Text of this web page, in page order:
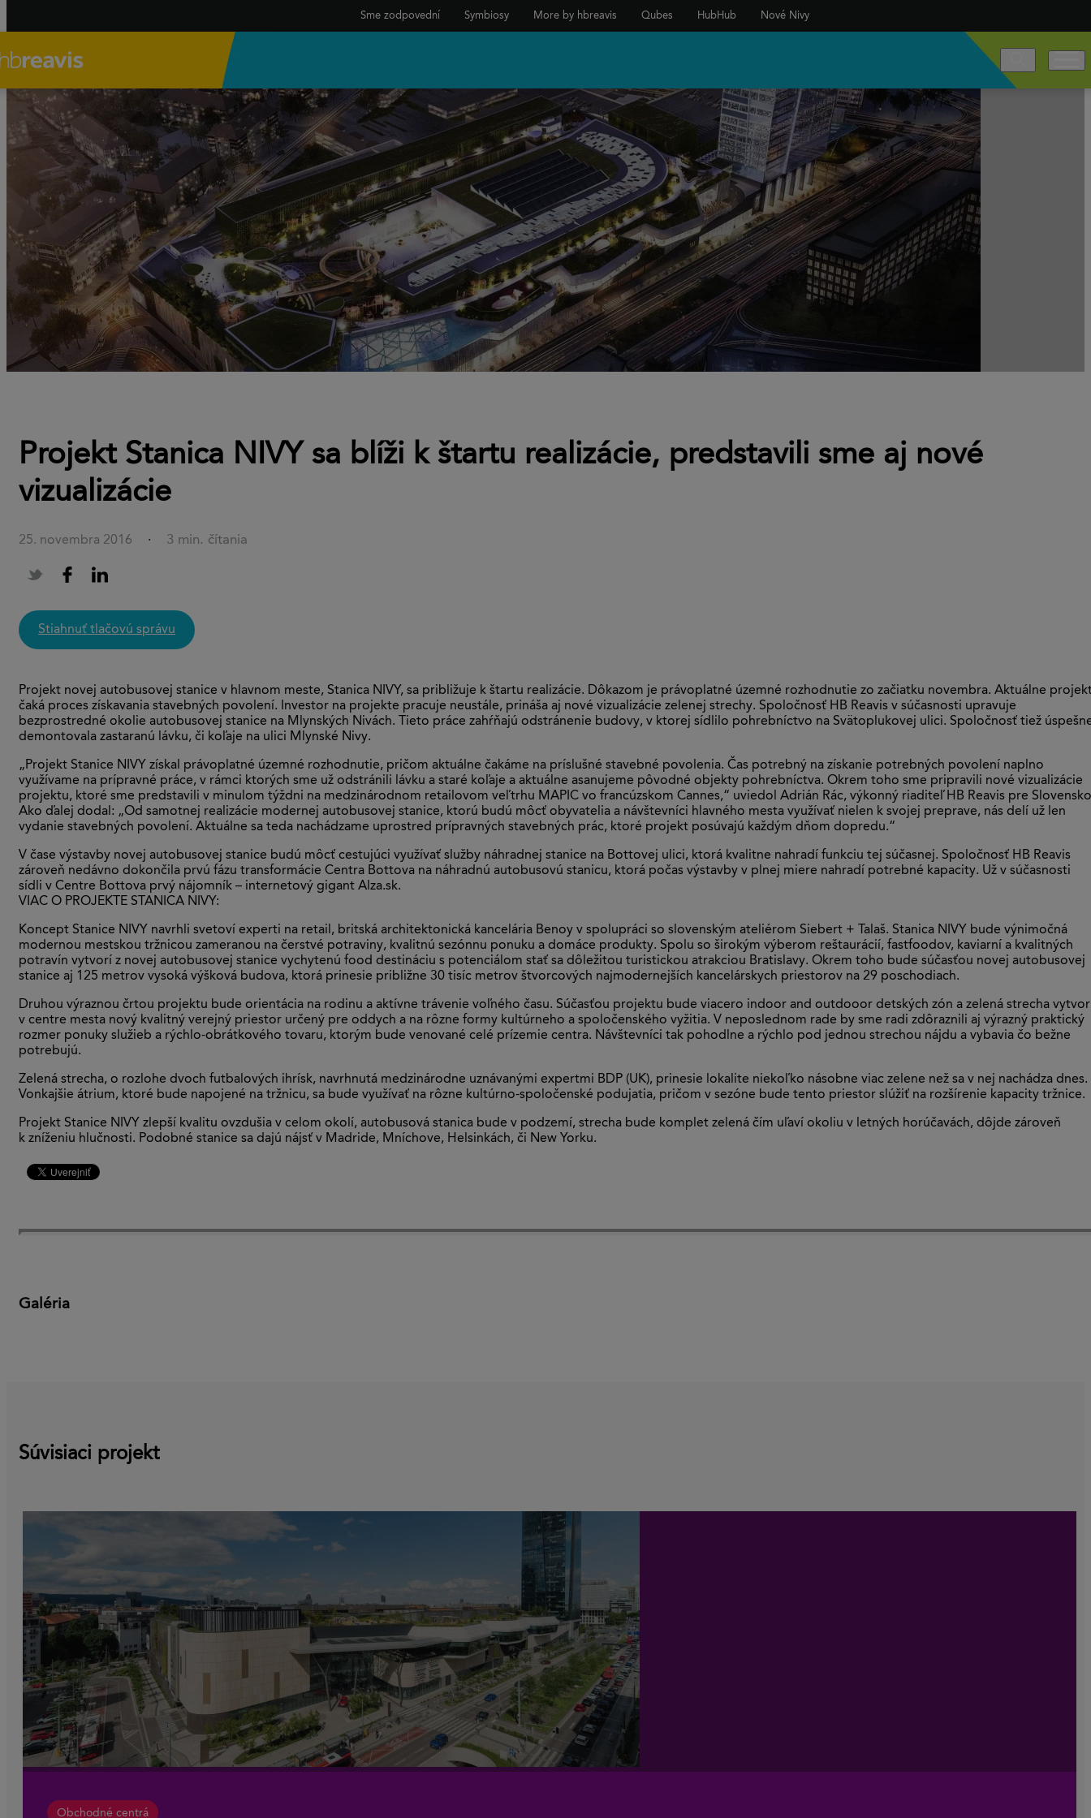
Sme zodpovední Symbiosy More by hbreavis Qubes HubHub Nové Nivy
Projekt Stanica NIVY sa blíži k štartu realizácie, predstavili sme aj nové
vizualizácie
25. novembra 2016 · 3 min. čítania
stiahnuť tlačovú správu
Projekt novej autobusovej stanice v hlavnom meste, Stanica NIVY, sa približuje k štartu realizácie. Dôkazom je právoplatné územné rozhodnutie zo začiatku novembra. Aktuálne
čaká proces získavania stavebných povolení. Investor na projekte pracuje neustále, prináša aj nové vizualizácie zelenej strechy. Spoločnosť HB Reavis v súčasnosti upravuje
bezprostredné okolie autobusovej stanice na Mlynských Nivách. Tieto práce zahŕňajú odstránenie budovy, v ktorej sídlilo pohrebníctvo na Svätoplukovej ulici. Spoločnosť tiež
demontovala zastaranú lávku, či koľaje na ulici Mlynské Nivy.
„Projekt Stanice NIVY získal právoplatné územné rozhodnutie, pričom aktuálne čakáme na príslušné stavebné povolenia. Čas potrebný na získanie potrebných povolení naplno
využívame na prípravné práce, v rámci ktorých sme už odstránili lávku a staré koľaje a aktuálne asanujeme pôvodné objekty pohrebníctva. Okrem toho sme pripravili nové vizualizácie
projektu, ktoré sme predstavili v minulom týždni na medzinárodnom retailovom veľtrhu MAPIC vo francúzskom Cannes,“ uviedol Adrián Rác, výkonný riaditeľ HB Reavis pre
Ako ďalej dodal: „Od samotnej realizácie modernej autobusovej stanice, ktorú budú môcť obyvatelia a návštevníci hlavného mesta využívať nielen k svojej preprave, nás delí už len
vydanie stavebných povolení. Aktuálne sa teda nachádzame uprostred prípravných stavebných prác, ktoré projekt posúvajú každým dňom dopredu.“
V čase výstavby novej autobusovej stanice budú môcť cestujúci využívať služby náhradnej stanice na Bottovej ulici, ktorá kvalitne nahradí funkciu tej súčasnej. Spoločnosť HB Reavis
zároveň nedávno dokončila prvú fázu transformácie Centra Bottova na náhradnú autobusovú stanicu, ktorá počas výstavby v plnej miere nahradí potrebné kapacity. Už v súčasnosti
sídli v Centre Bottova prvý nájomník – internetový gigant Alza.sk.
VIAC O PROJEKTE STANICA NIVY:
Koncept Stanice NIVY navrhli svetoví experti na retail, britská architektonická kancelária Benoy v spolupráci so slovenským ateliérom Siebert + Talaš. Stanica NIVY bude výnimočná
modernou mestskou tržnicou zameranou na čerstvé potraviny, kvalitnú sezónnu ponuku a domáce produkty. Spolu so širokým výberom reštaurácií, fastfoodov, kaviarní a kvalitných
potravín vytvorí z novej autobusovej stanice vychytenú food destináciu s potenciálom stať sa dôležitou turistickou atrakciou Bratislavy. Okrem toho bude súčasťou novej autobusovej
stanice aj 125 metrov vysoká výšková budova, ktorá prinesie približne 30 tisíc metrov štvorcových najmodernejších kancelárskych priestorov na 29 poschodiach.
Druhou výraznou črtou projektu bude orientácia na rodinu a aktívne trávenie voľného času. Súčasťou projektu bude viacero indoor and outdooor detských zón a zelená strecha
v centre mesta nový kvalitný verejný priestor určený pre oddych a na rôzne formy kultúrneho a spoločenského vyžitia. V neposlednom rade by sme radi zdôraznili aj výrazný praktický
rozmer ponuky služieb a rýchlo-obrátkového tovaru, ktorým bude venované celé prízemie centra. Návštevníci tak pohodlne a rýchlo pod jednou strechou nájdu a vybavia čo bežne
potrebujú.
Zelená strecha, o rozlohe dvoch futbalových ihrísk, navrhnutá medzinárodne uznávanými expertmi BDP (UK), prinesie lokalite niekoľko násobne viac zelene než sa v nej nachádza dnes.
Vonkajšie átrium, ktoré bude napojené na tržnicu, sa bude využívať na rôzne kultúrno-spoločenské podujatia, pričom v sezóne bude tento priestor slúžiť na rozšírenie kapacity tržnice.
Projekt Stanice NIVY zlepší kvalitu ovzdušia v celom okolí, autobusová stanica bude v podzemí, strecha bude komplet zelená čím uľaví okoliu v letných horúčavách, dôjde zároveň
k zníženiu hlučnosti. Podobné stanice sa dajú nájsť v Madride, Mníchove, Helsinkách, či New Yorku.
Galéria
Súvisiaci projekt
Obchodné centrá